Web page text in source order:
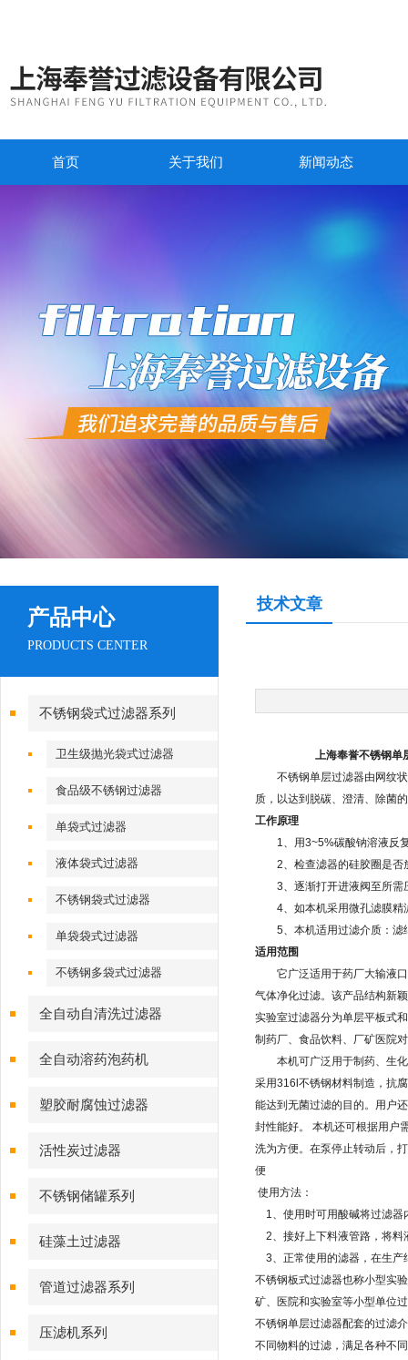
首页 关于我们 新闻动态
产品中心
PRODUCTS CENTER
不锈钢袋式过滤器系列
卫生级抛光袋式过滤器
食品级不锈钢过滤器
单袋式过滤器
液体袋式过滤器
不锈钢袋式过滤器
单袋袋式过滤器
不锈钢多袋式过滤器
全自动自清洗过滤器
全自动溶药泡药机
塑胶耐腐蚀过滤器
活性炭过滤器
不锈钢储罐系列
硅藻土过滤器
管道过滤器系列
压滤机系列
技术文章
上海奉誉不锈钢单层
不锈钢单层过滤器由网纹状
质，以达到脱碳、澄清、除菌
工作原理
1、用3~5%碳酸钠溶液反
2、检查滤器的硅胶圈是
3、逐渐打开进液阀至所
4、如本机采用微孔滤膜
5、本机适用过滤介质：
适用范围
它广泛适用于药厂大输液口
气体净化过滤。该产品结构新
实验室过滤器分为单层平板式
制药厂、食品饮料、厂矿医院
本机可广泛用于制药、生化
采用316l 不锈钢材料制造，抗
能达到无菌过滤的目的。用户
封性能好。
本机还可根据用户
洗为方便。在泵停止转动后，
便
使用方法：
1、使用时可用酸碱将过滤
2、接好上下料液管路，将
3、正常使用的滤器，在生
不锈钢板式过滤器也称小型实
矿、医院和实验室等小型单位
不锈钢单层过滤器配套的过滤
不同物料的过滤，满足各种不